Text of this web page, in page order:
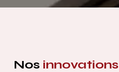
Nos innovations